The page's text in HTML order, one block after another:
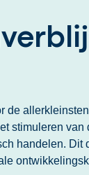
de
stimuleren
handelen. Dit